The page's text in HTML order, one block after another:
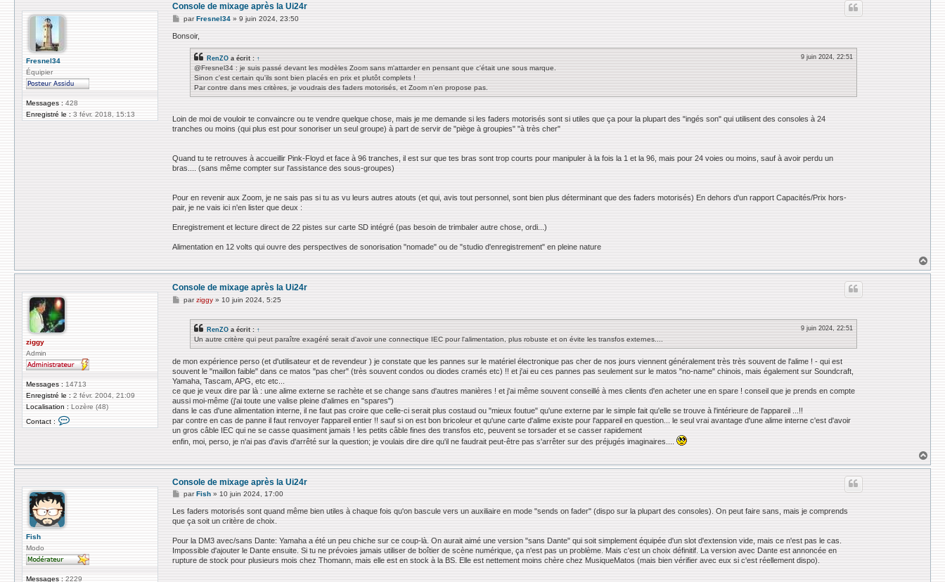
Fresnel34
Équipier
Messages : 428
Enregistré le : 3 févr. 2018, 15:13
Console de mixage après la Ui24r
M
s
parFresnel34 »9 juin 2024, 23:50
Bonsoir,
RenZO a écrit : ↑
9 juin 2024, 22:51
@Fresnel34 : je suis passé devant les modèles Zoom sans m'attarder en pensant que c'était une sous marque.
Sinon c'est certain qu'ils sont bien placés en prix et plutôt complets !
Par contre dans mes critères, je voudrais des faders motorisés, et Zoom n'en propose pas.
Loin de moi de vouloir te convaincre ou te vendre quelque chose, mais je me demande si les faders motorisés sont si utiles que ça pour la plupart des "ingés son" qui utilisent des consoles à 24
tranches ou moins (qui plus est pour sonoriser un seul groupe) à part de servir de "piège à groupies" "à très cher"
Quand tu te retrouves à accueillir Pink-Floyd et face à 96 tranches, il est sur que tes bras sont trop courts pour manipuler à la fois la 1 et la 96, mais pour 24 voies ou moins, sauf à avoir perdu un
bras.... (sans même compter sur l'assistance des sous-groupes)
Pour en revenir aux Zoom, je ne sais pas si tu as vu leurs autres atouts (et qui, avis tout personnel, sont bien plus déterminant que des faders motorisés) En dehors d'un rapport Capacités/Prix hors-
pair, je ne vais ici n'en lister que deux :
Enregistrement et lecture direct de 22 pistes sur carte SD intégré (pas besoin de trimbaler autre chose, ordi...)
Alimentation en 12 volts qui ouvre des perspectives de sonorisation "nomade" ou de "studio d'enregistrement" en pleine nature
a
ziggy
Admin
Messages : 14713
Enregistré le : 2 févr. 2004, 21:09
Localisation : Lozère (48)
Contact :
o
t
r
Console de mixage après la Ui24r
Mparziggy » 10 juin 2024, 5:25
RenZO a écrit : ↑
9 juin 2024, 22:51
Un autre critère qui peut paraître exagéré serait d'avoir une connectique IEC pour l'alimentation, plus robuste et on évite les transfos externes....
de mon expérience perso (et d'utilisateur et de revendeur ) je constate que les pannes sur le matériel électronique pas cher de nos jours viennent généralement très très souvent de l'alime ! - qui est
souvent le "maillon faible" dans ce matos "pas cher" (très souvent condos ou diodes cramés etc) !! et j'ai eu ces pannes pas seulement sur le matos "no-name" chinois, mais également sur Soundcraft,
Yamaha, Tascam, APG, etc etc...
ce que je veux dire par là : une alime externe se rachète et se change sans d'autres manières ! et j'ai même souvent conseillé à mes clients d'en acheter une en spare ! conseil que je prends en compte
aussi moi-même (j'ai toute une valise pleine d'alimes en "spares")
dans le cas d'une alimentation interne, il ne faut pas croire que celle-ci serait plus costaud ou "mieux foutue" qu'une externe par le simple fait qu'elle se trouve à l'intérieure de l'appareil ...!!
par contre en cas de panne il faut renvoyer l'appareil entier !! sauf si on est bon bricoleur et qu'une carte d'alime existe pour l'appareil en question... le seul vrai avantage d'une alime interne c'est d'avoir
un gros câble IEC qui ne se casse quasiment jamais ! les petits câble fines des transfos etc, peuvent se torsader et se casser rapidement
enfin, moi, perso, je n'ai pas d'avis d'arrêté sur la question; je voulais dire dire qu'il ne faudrait peut-être pas s'arrêter sur des préjugés imaginaires....
a
Fish
Modo
Messages : 2229
Console de mixage après la Ui24r
M
s
s
e
par Fish »10 juin 2024, 17:00
Les faders motorisés sont quand même bien utiles à chaque fois qu'on bascule vers un auxiliaire en mode "sends on fader" (dispo sur la plupart des consoles). On peut faire sans, mais je comprends
que ça soit un critère de choix.
Pour la DM3 avec/sans Dante: Yamaha a été un peu chiche sur ce coup-là. On aurait aimé une version "sans Dante" qui soit simplement équipée d'un slot d'extension vide, mais ce n'est pas le cas.
Impossible d'ajouter le Dante ensuite. Si tu ne prévoies jamais utiliser de boîtier de scène numérique, ça n'est pas un problème. Mais c'est un choix définitif. La version avec Dante est annoncée en
rupture de stock pour plusieurs mois chez Thomann, mais elle est en stock à la BS. Elle est nettement moins chère chez MusiqueMatos (mais bien vérifier avec eux si c'est réellement dispo).